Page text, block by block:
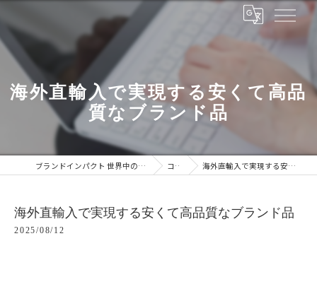
海外直輸入で実現する安くて高品
質なブランド品
ブランドインパクト 世界中のブランドをあなたの手に コラム 海外直輸入で実現する安くて高品質なブランド品
海外直輸入で実現する安くて高品質なブランド品
2025/08/12